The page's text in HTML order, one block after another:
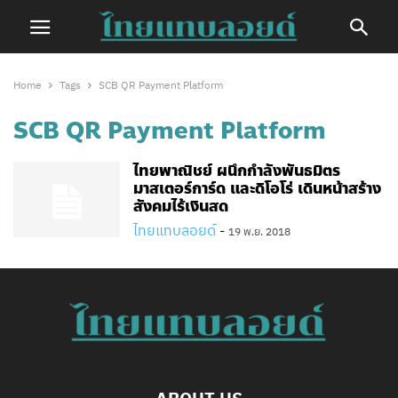
Home Tags SCB QR Payment Platform
SCB QR Payment Platform
ไทยพาณิชย์ ผนึกกำลังพันธมิตร
มาสเตอร์การ์ด และดิโอโร่ เดินหน้าสร้าง
สังคมไร้เงินสด
ไทยแทบลอยด์ - 19 พ.ย. 2018